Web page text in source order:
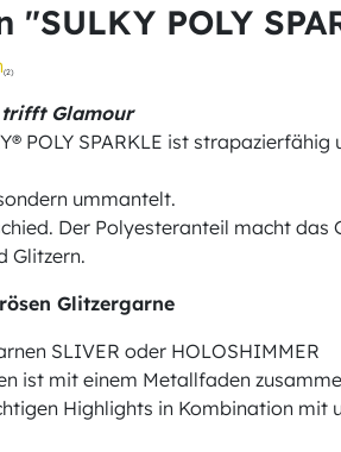
POLY
(2)
trifft Glamour
POLY SPARKLE ist
ummantelt.
Der Polyesteranteil macht
Glitzern.
Glitzergarne
SLIVER oder HOLOSHIMMER
ist mit einem Metallfaden
Highlights in Kombination mit